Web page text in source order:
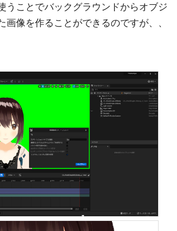
うことでバックグラウンドからオブジ
画像を作ることができるのですが、、